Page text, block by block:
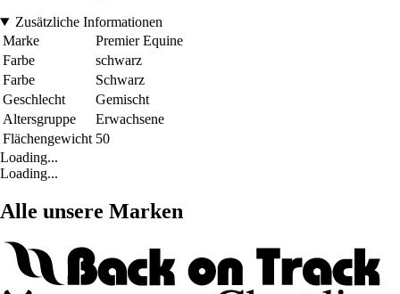
Zusätzliche Informationen
Marke
Premier Equine
Farbe
schwarz
Farbe
Schwarz
Geschlecht
Gemischt
Altersgruppe
Erwachsene
Flächengewicht 50
Loading...
Loading...
Alle unsere Marken